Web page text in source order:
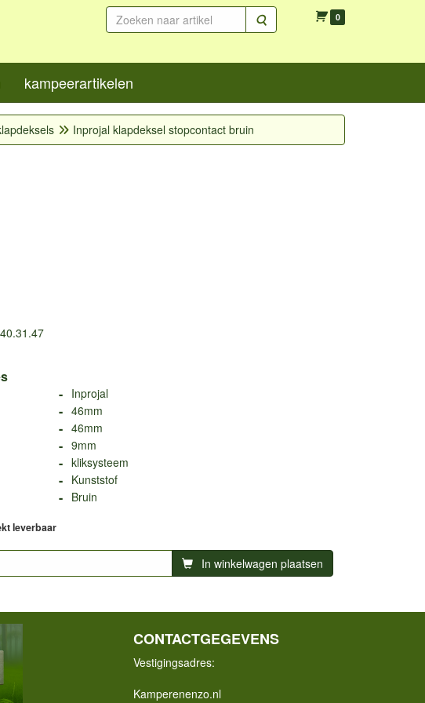
Zoeken 0
kampeerartikelen
Inprojal klapdeksel stopcontact bruin
- Inprojal
- 46mm
- 46mm
- 9mm
- kliksysteem
- Kunststof
- Bruin
leverbaar
In winkelwagen plaatsen
CONTACTGEGEVENS
Vestigingsadres:
Kamperenenzo.nl